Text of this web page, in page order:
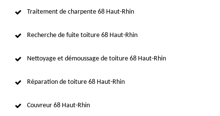
Traitement de charpente 68 Haut-Rhin
Recherche de fuite toiture 68 Haut-Rhin
Nettoyage et démoussage de toiture 68 Haut-Rhin
Réparation de toiture 68 Haut-Rhin
Couvreur 68 Haut-Rhin